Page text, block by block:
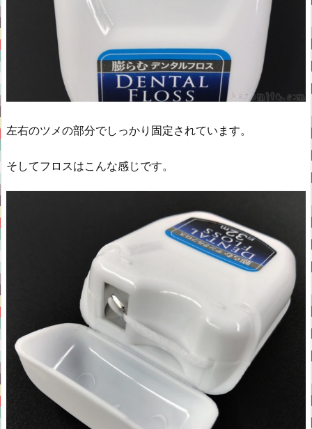
左右のツメの部分でしっかり固定されています。
そしてフロスはこんな感じです。